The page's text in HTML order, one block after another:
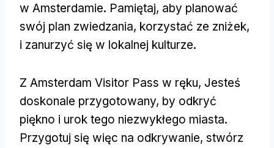
w Amsterdamie. Pamiętaj, aby planować
swój plan zwiedzania, korzystać ze zniżek,
i zanurzyć się w lokalnej kulturze.
Z Amsterdam Visitor Pass w ręku, Jesteś
doskonale przygotowany, by odkryć
piękno i urok tego niezwykłego miasta.
Przygotuj się więc na odkrywanie, stwórz